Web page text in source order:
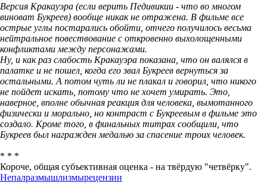
Версия Кракауэра (если верить Педивикии - что во многом
виноват Букреев) вообще никак не отражена. В фильме все
острые углы постарались обойти, отчего получилось весьма
нейтральное повествование с откровенно выхолощенными
конфликтами между персонажами.
Ну, и как раз слабость Кракауэра показана, что он валялся в
палатке и не пошел, когда его звал Букреев вернуться за
остальными. А потом чуть ли не плакал и говорил, что никого
не пойдет искать, потому что не хочет умирать. Это,
наверное, вполне обычная реакция для человека, вымотанного
физически и морально, но контраст с Букреевым в фильме это
создало. Кроме того, в финальных титрах сообщили, что
Букреев был награжден медалью за спасение троих человек.
* * *
Короче, общая субъективная оценка - на твёрдую "четвёрку".
Непалразмышлизмырецензии